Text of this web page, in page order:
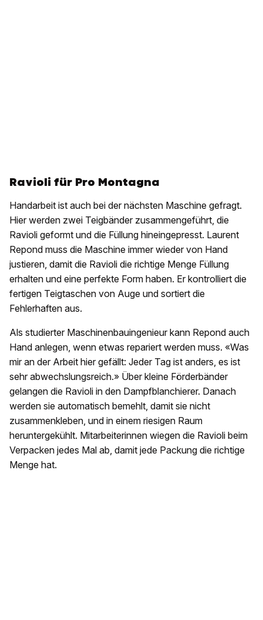
Ravioli für Pro Montagna
Handarbeit ist auch bei der nächsten Maschine gefragt.
Hier werden zwei Teigbänder zusammengeführt, die
Ravioli geformt und die Füllung hineingepresst. Laurent
Repond muss die Maschine immer wieder von Hand
justieren, damit die Ravioli die richtige Menge Füllung
erhalten und eine perfekte Form haben. Er kontrolliert die
fertigen Teigtaschen von Auge und sortiert die
Fehlerhaften aus.
Als studierter Maschinenbauingenieur kann Repond auch
Hand anlegen, wenn etwas repariert werden muss. «Was
mir an der Arbeit hier gefällt: Jeder Tag ist anders, es ist
sehr abwechslungsreich.» Über kleine Förderbänder
gelangen die Ravioli in den Dampfblanchierer. Danach
werden sie automatisch bemehlt, damit sie nicht
zusammenkleben, und in einem riesigen Raum
heruntergekühlt. Mitarbeiterinnen wiegen die Ravioli beim
Verpacken jedes Mal ab, damit jede Packung die richtige
Menge hat.